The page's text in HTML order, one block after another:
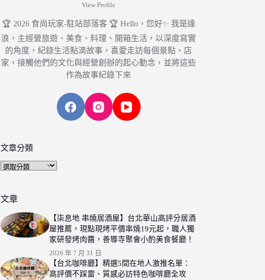
View Profile
🏆 2026 食尚玩家-駐站部落客 🏆 Hello，您好✨ 我是達
浪，主經營旅遊、美食、料理、開箱生活，以深度寫實
的角度，紀錄生活點滴故事，喜愛走訪每個景點、店
家，接觸他們的文化與經營創辦的起心動念，並將這些
作為故事紀錄下來
文章分類
文
類
文章
【柒息地 串燒居酒屋】台北華山高評分居酒
屋推薦，現點現烤平價串燒19元起，職人獨
家研發烤肉醬，善導寺聚會小酌美食餐廳！
2026 年 7 月 31 日
【台北咖啡廳】精選5間在地人激推名單：
高評價不踩雷、質感必訪特色咖啡廳全攻